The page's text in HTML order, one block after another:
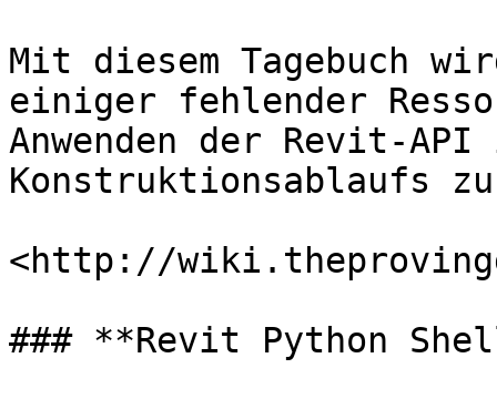
Mit diesem Tagebuch
einiger fehlender
Anwenden der Revit-
Konstruktionsablaufs zu
<http://
### **Revit Python